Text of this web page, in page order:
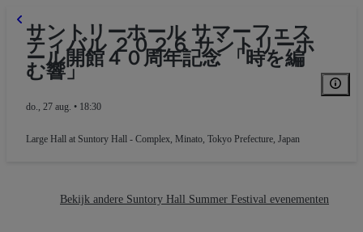
サントリーホール サマーフェス
ティバル ２０２６ サントリーホ
ール開館４０周年記念 「時を編
む響」
do., 27 aug. • 18:30
Large Hall at Suntory Hall - Complex, Minato, Tokyo Prefecture, Japan
Bekijk andere Suntory Hall Summer Festival evenementen